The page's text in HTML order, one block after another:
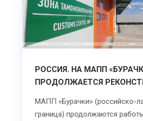
РОССИЯ. НА МАПП
ПРОДОЛЖАЕТСЯ
МАПП «Бурачки» (российско-
граница) продолжаются